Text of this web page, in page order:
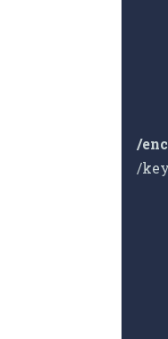
/
/